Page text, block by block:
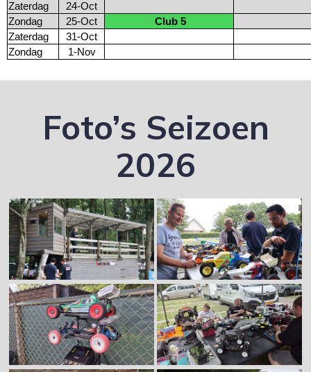
Zaterdag
24-Oct
Zondag
25-Oct
Club 5
Zaterdag
31-Oct
Zondag
1-Nov
Foto’s Seizoen
2026